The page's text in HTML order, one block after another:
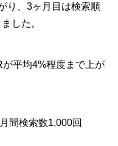
り、3ヶ月目は検索順
した。
平均4%程度まで上が
間検索数1,000回